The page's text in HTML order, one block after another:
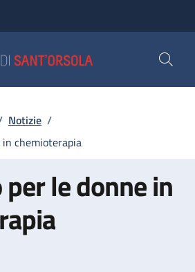
Notizie /
chemioterapia
le donne in